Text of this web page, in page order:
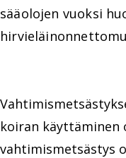
sääolojen vuoksi
koiran käyttäminen
vahtimismetsästys